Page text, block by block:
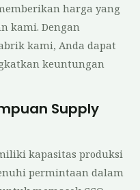
harga yang
kami. Dengan
kami, Anda dapat
keuntungan
Supply
kapasitas produksi
permintaan dalam